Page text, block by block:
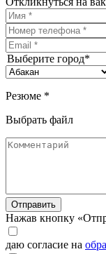
Выберите город*
Резюме *
Выбрать файл
Отправить
Нажав кнопку
даю согласие на